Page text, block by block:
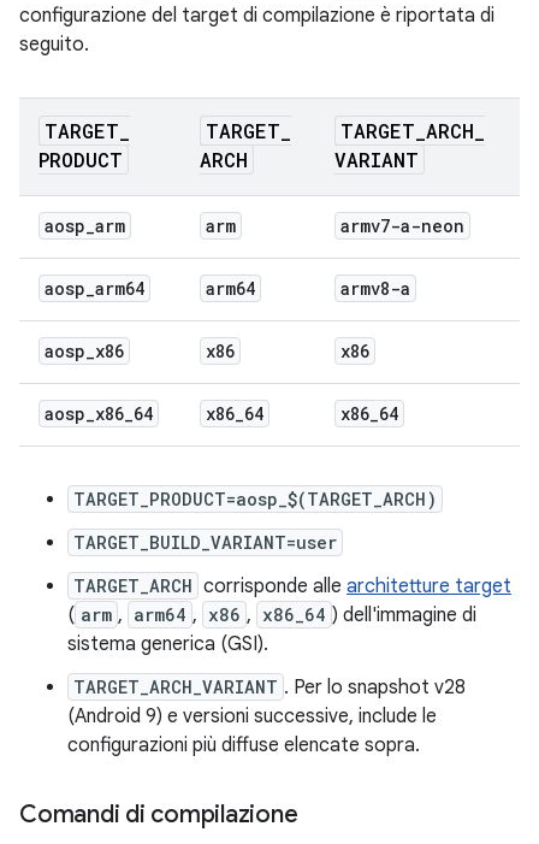
configurazione del target di compilazione è riportata di
seguito.
TARGET
PRODUCT
TARGET
ARCH
TARGET ARCH
VARIANT
aosp_arm arm armv7-a-neon
aosp_arm64 arm64 armv8-a
aosp_x86 x86 x86
aosp_x86_64 x86_64 x86_64
TARGET_PRODUCT=aosp_$(TARGET_ARCH)
TARGET_BUILD_VARIANT=user
TARGET_ARCH corrisponde alle architetture target
( arm , arm64 , x86 , x86_64 ) dell'immagine di
sistema generica (GSI).
TARGET_ARCH_VARIANT . Per lo snapshot v28
(Android 9) e versioni successive, include le
configurazioni più diffuse elencate sopra.
Comandi di compilazione